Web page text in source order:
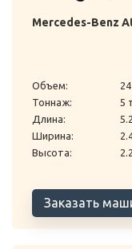
Mercedes-Benz
Объем:
Тоннаж:
5
Длина:
Ширина:
Высота:
Заказать